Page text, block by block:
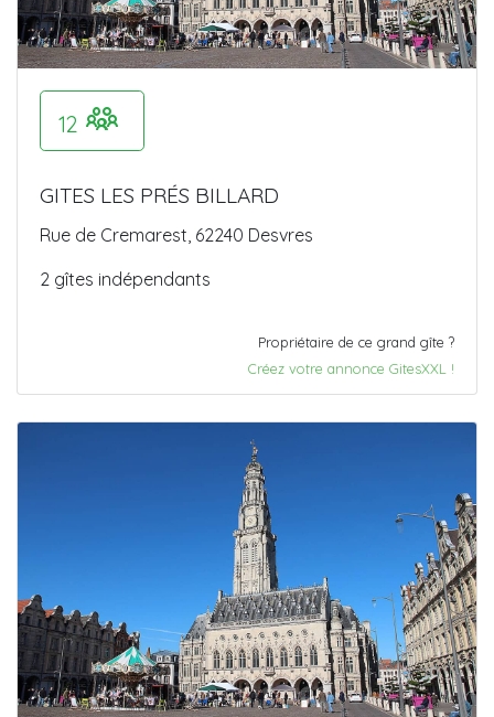
12
GITES LES PRÉS BILLARD
Rue de Cremarest, 62240 Desvres
2 gîtes indépendants
Propriétaire de ce grand gîte ?
Créez votre annonce GitesXXL !